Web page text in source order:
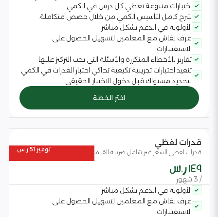
اختبارات متنوعة تغطي كل درس في الكمي.
شرح كامل لتأسيس الكمي من خلال حصص متكاملة.
الأولوية في الدعم بشكل مباشر
غرف نقاش مع المعلمين لتسهيل الحصول على
الاستفسارات
تقارير بالأخطاء المتكررة والأسئلة التي يجب التركيز عليها
تنفيذ اختبارات تجريبية تكيفية تحاكي اختبار القدرات في الكمي
لتحديد مستواك قبل دخول الاختبار الحقيقي
اختر الخطة
قدرات لفظي
قدرات لفظي السعر غير شامل ضريبة القيمة المضافة
149 ر.س
/ 3 شهور
الأولوية في الدعم بشكل مباشر
غرف نقاش مع المعلمين لتسهيل الحصول على
الاستفسارات
توفير 51 ر.س